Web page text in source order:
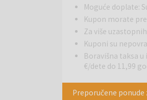
Moguće doplate:
Kupon morate
Za više
Kuponi su
Boravišna taksa
€/dete do 11,99
Preporučene ponude